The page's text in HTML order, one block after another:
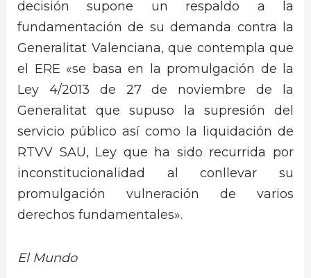
decisión supone un respaldo a la
fundamentación de su demanda contra la
Generalitat Valenciana, que contempla que
el ERE «se basa en la promulgación de la
Ley 4/2013 de 27 de noviembre de la
Generalitat que supuso la supresión del
servicio público así como la liquidación de
RTVV SAU, Ley que ha sido recurrida por
inconstitucionalidad al conllevar su
promulgación vulneración de varios
derechos fundamentales».
El Mundo